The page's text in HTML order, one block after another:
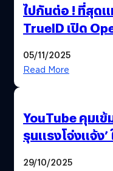
ไปกันต่อ ! ที่สุด
TrueID เปิด
Thailand Game
05/11/2025
Read More
YouTube คุมเข้
รุนแรงโจ่งแจ้ง’
29/10/2025